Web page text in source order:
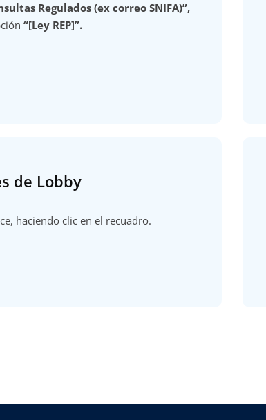
Regulados (ex correo SNIFA)”,
“[Ley REP]”.
de Lobby
haciendo clic en el recuadro.